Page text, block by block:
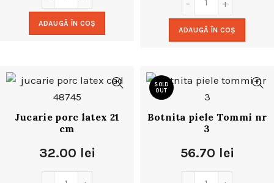
ADAUGĂ ÎN COȘ
ADAUGĂ ÎN COȘ
Jucarie porc latex 21
cm
32.00 lei
SOLD
OUT
Botnita piele Tommi nr
3
56.70 lei